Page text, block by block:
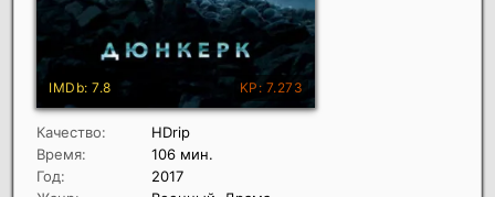
Качество:
HDrip
Время:
106 мин.
Год:
2017